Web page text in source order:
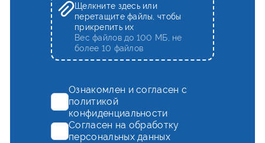
Щелкните здесь или
перетащите файлы, чтобы
прикрепить их
Вес файлов до 100 МБ, не
более 10 файлов
Ознакомлен и согласен с
политикой
конфиденциальности
Согласен на обработку
персональных данных